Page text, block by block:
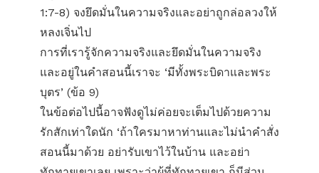
1:7-8) จงยึดมั่นในความจริงและอย่าถูกล่อลวงให้
หลงเจิ่นไป
การที่เรารู้จักความจริงและยึดมั่นในความจริง
และอยู่ในคำสอนนี้เราจะ ‘มีทั้งพระบิดาและพระ
บุตร’ (ข้อ 9)
ในข้อต่อไปนี้อาจฟังดูไม่ค่อยจะเต็มไปด้วยความ
รักสักเท่าใดนัก ‘ถ้าใครมาหาท่านและไม่นำคำสั่ง
สอนนี้มาด้วย อย่ารับเขาไว้ในบ้าน และอย่า